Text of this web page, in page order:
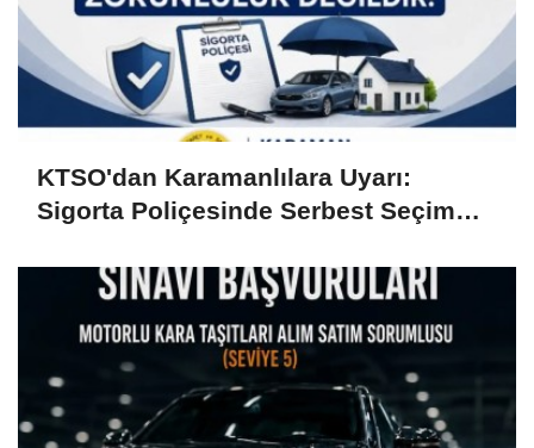
KTSO'dan Karamanlılara Uyarı:
Sigorta Poliçesinde Serbest Seçim